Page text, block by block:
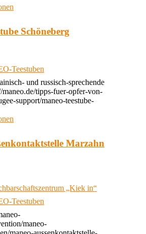
Schöneberg
Teestuben
und russisch-sprechende
maneo.de/tipps-fuer-opfer-von-
support/maneo-teestube-
Marzahn
„Kiek in“
Teestuben
maneo-